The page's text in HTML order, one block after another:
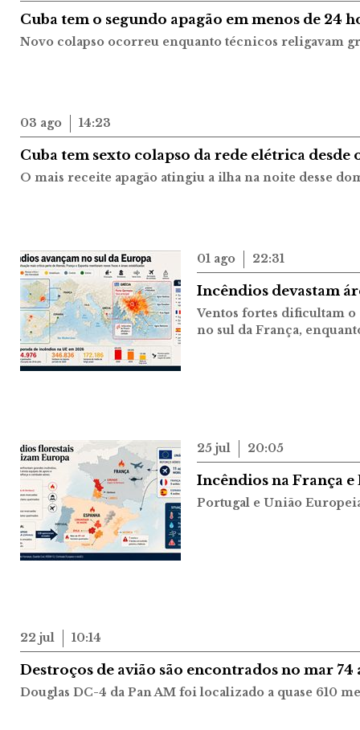
Cuba tem o segundo apagão em menos de 24
Novo colapso ocorreu enquanto técnicos religavam
03 ago 14:23
Cuba tem sexto colapso da rede elétrica desde
O mais receite apagão atingiu a ilha na noite desse
01 ago 22:31
Incêndios devastam
Ventos fortes dificultam o
no sul da França,
25 jul 20:05
Incêndios na França e
Portugal e União
22 jul 10:14
Destroços de avião são encontrados no mar 74
Douglas DC-4 da Pan AM foi localizado a quase 610